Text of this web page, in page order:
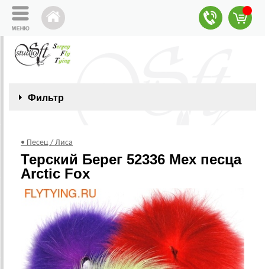
Фильтр
• Песец / Лиса
Терский Берег 52336 Мех песца
Arctic Fox